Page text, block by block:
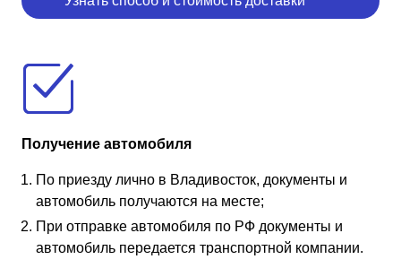
Получение автомобиля
По приезду лично в Владивосток, документы и
автомобиль получаются на месте;
При отправке автомобиля по РФ документы и
автомобиль передается транспортной компании.